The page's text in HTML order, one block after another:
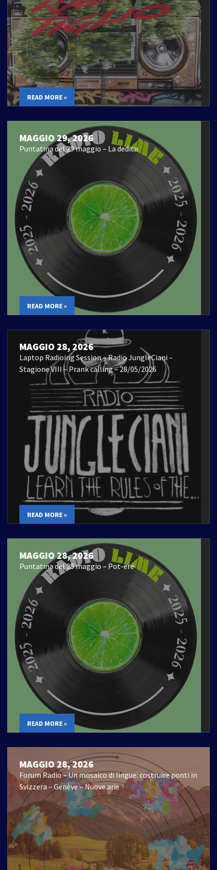
READ MORE »
MAGGIO 29, 2026
Puntatina del 29 maggio – La dedica
READ MORE »
MAGGIO 28, 2026
Laptop Radioing Session – Radio JungleCiani –
Stagione VIII – Prank calling – 28/05/2026
READ MORE »
MAGGIO 28, 2026
Puntatina del 28 maggio – Pot-ere
READ MORE »
MAGGIO 28, 2026
Forum Radio – Un mosaico di lingue: costruire ponti in
Svizzera – Genève – Nuove arie